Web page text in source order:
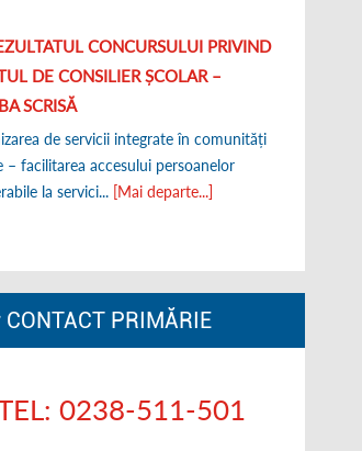
CONCURSULUI PRIVIND
DE CONSILIER ȘCOLAR –
SCRISĂ
de servicii integrate în comunități
– facilitarea accesului persoanelor
la servici... [Mai departe...]
CONTACT PRIMĂRIE
0238-511-501